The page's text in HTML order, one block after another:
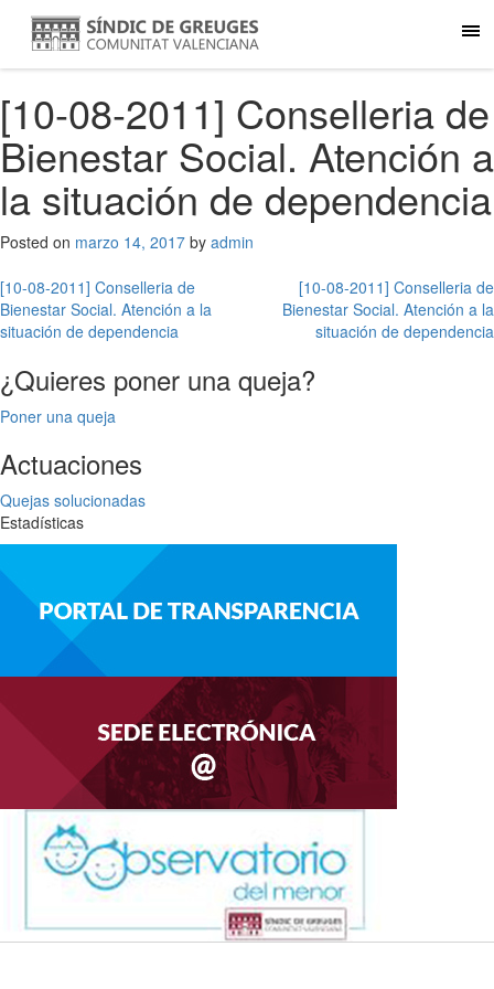
[10-08-2011] Conselleria de
Bienestar Social. Atención a
la situación de dependencia
Posted on marzo 14, 2017 by admin
Navegación
de
entradas
[10-08-2011] Conselleria de
Bienestar Social. Atención a la
situación de dependencia
[10-08-2011] Conselleria de
Bienestar Social. Atención a la
situación de dependencia
¿Quieres poner una queja?
Poner una queja
Actuaciones
Quejas solucionadas
Estadísticas